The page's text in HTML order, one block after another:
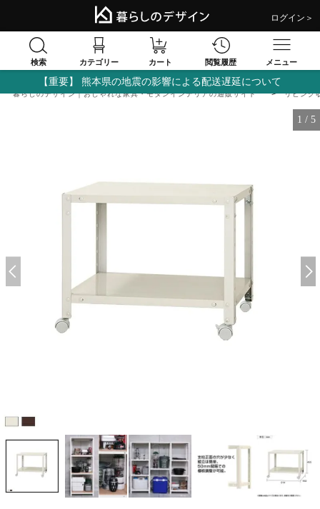
ログイン＞
検索 カテゴリー カート 閲覧履歴 メニュー
【重要】 熊本県の地震の影響による配送遅延について
暮らしのデザイン｜おしゃれな家具・モダンインテリアの通販サイト リビング
1 / 5